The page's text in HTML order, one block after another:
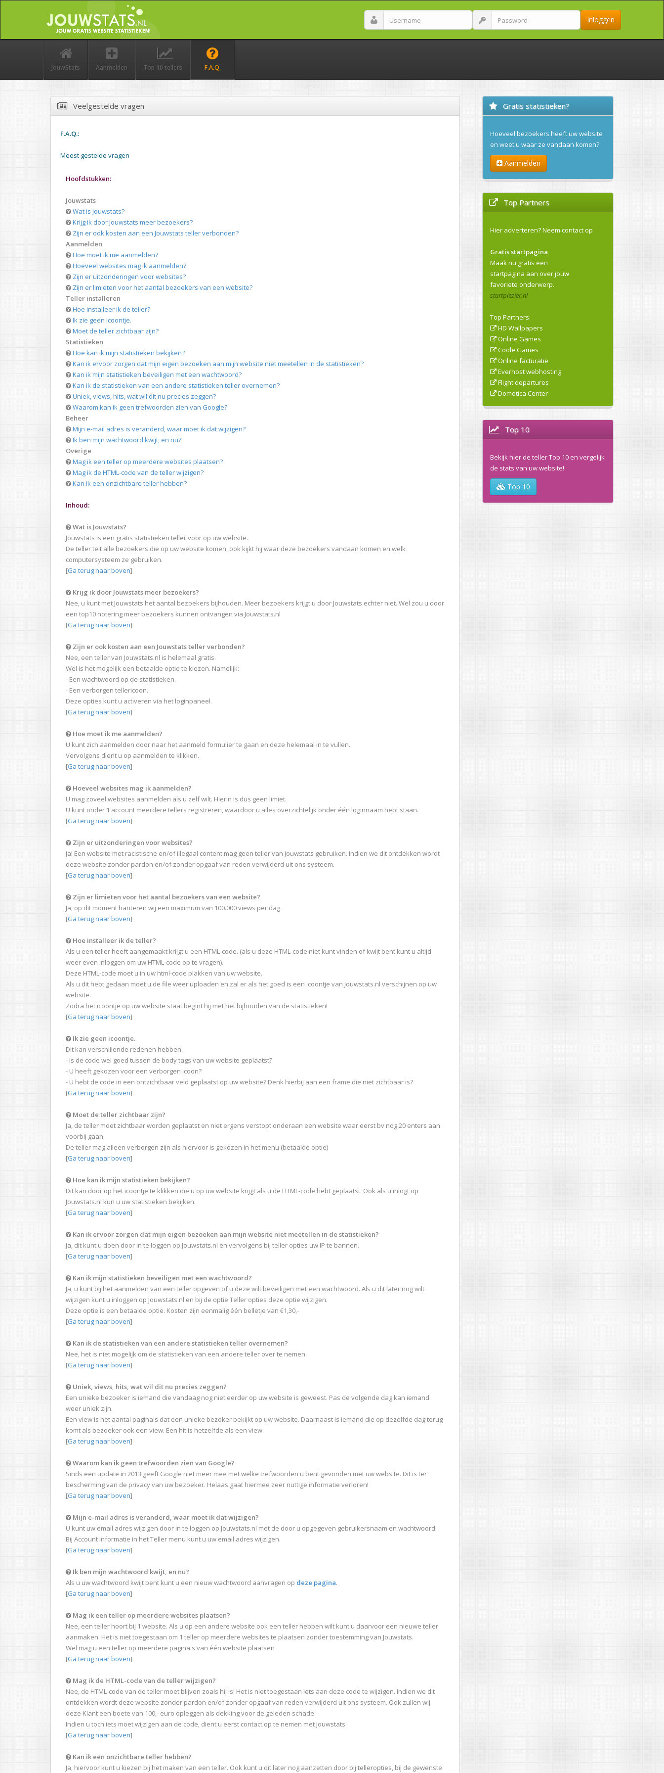
Inloggen
JouwStats Aanmelden Top 10 tellers F.A.Q.
Veelgestelde vragen
F.A.Q.:
Meest gestelde vragen
Hoofdstukken:
Jouwstats
Wat is Jouwstats?
Krijg ik door Jouwstats meer bezoekers?
Zijn er ook kosten aan een Jouwstats teller verbonden?
Aanmelden
Hoe moet ik me aanmelden?
Hoeveel websites mag ik aanmelden?
Zijn er uitzonderingen voor websites?
Zijn er limieten voor het aantal bezoekers van een website?
Teller installeren
Hoe installeer ik de teller?
Ik zie geen icoontje.
Moet de teller zichtbaar zijn?
Statistieken
Hoe kan ik mijn statistieken bekijken?
Kan ik ervoor zorgen dat mijn eigen bezoeken aan mijn website niet meetellen in de statistieken?
Kan ik mijn statistieken beveiligen met een wachtwoord?
Kan ik de statistieken van een andere statistieken teller overnemen?
Uniek, views, hits, wat wil dit nu precies zeggen?
Waarom kan ik geen trefwoorden zien van Google?
Beheer
Mijn e-mail adres is veranderd, waar moet ik dat wijzigen?
Ik ben mijn wachtwoord kwijt, en nu?
Overige
Mag ik een teller op meerdere websites plaatsen?
Mag ik de HTML-code van de teller wijzigen?
Kan ik een onzichtbare teller hebben?
Inhoud:
Wat is Jouwstats?
Jouwstats is een gratis statistieken teller voor op uw website.
De teller telt alle bezoekers die op uw website komen, ook kijkt hij waar deze bezoekers vandaan komen en welk
computersysteem ze gebruiken.
[Ga terug naar boven]
Krijg ik door Jouwstats meer bezoekers?
Nee, u kunt met Jouwstats het aantal bezoekers bijhouden. Meer bezoekers krijgt u door Jouwstats echter niet. Wel zou u door
een top10 notering meer bezoekers kunnen ontvangen via Jouwstats.nl
[Ga terug naar boven]
Zijn er ook kosten aan een Jouwstats teller verbonden?
Nee, een teller van Jouwstats.nl is helemaal gratis.
Wel is het mogelijk een betaalde optie te kiezen. Namelijk:
- Een wachtwoord op de statistieken.
- Een verborgen tellericoon.
Deze opties kunt u activeren via het loginpaneel.
[Ga terug naar boven]
Hoe moet ik me aanmelden?
U kunt zich aanmelden door naar het aanmeld formulier te gaan en deze helemaal in te vullen.
Vervolgens dient u op aanmelden te klikken.
[Ga terug naar boven]
Hoeveel websites mag ik aanmelden?
U mag zoveel websites aanmelden als u zelf wilt. Hierin is dus geen limiet.
U kunt onder 1 account meerdere tellers registreren, waardoor u alles overzichtelijk onder één loginnaam hebt staan.
[Ga terug naar boven]
Zijn er uitzonderingen voor websites?
Ja! Een website met racistische en/of illegaal content mag geen teller van Jouwstats gebruiken. Indien we dit ontdekken wordt
deze website zonder pardon en/of zonder opgaaf van reden verwijderd uit ons systeem.
[Ga terug naar boven]
Zijn er limieten voor het aantal bezoekers van een website?
Ja, op dit moment hanteren wij een maximum van 100.000 views per dag.
[Ga terug naar boven]
Hoe installeer ik de teller?
Als u een teller heeft aangemaakt krijgt u een HTML-code. (als u deze HTML-code niet kunt vinden of kwijt bent kunt u altijd
weer even inloggen om uw HTML-code op te vragen).
Deze HTML-code moet u in uw html-code plakken van uw website.
Als u dit hebt gedaan moet u de file weer uploaden en zal er als het goed is een icoontje van Jouwstats.nl verschijnen op uw
website.
Zodra het icoontje op uw website staat begint hij met het bijhouden van de statistieken!
[Ga terug naar boven]
Ik zie geen icoontje.
Dit kan verschillende redenen hebben.
- Is de code wel goed tussen de body tags van uw website geplaatst?
- U heeft gekozen voor een verborgen icoon?
- U hebt de code in een ontzichtbaar veld geplaatst op uw website? Denk hierbij aan een frame die niet zichtbaar is?
[Ga terug naar boven]
Moet de teller zichtbaar zijn?
Ja, de teller moet zichtbaar worden geplaatst en niet ergens verstopt onderaan een website waar eerst bv nog 20 enters aan
voorbij gaan.
De teller mag alleen verborgen zijn als hiervoor is gekozen in het menu (betaalde optie)
[Ga terug naar boven]
Hoe kan ik mijn statistieken bekijken?
Dit kan door op het icoontje te klikken die u op uw website krijgt als u de HTML-code hebt geplaatst. Ook als u inlogt op
Jouwstats.nl kun u uw statistieken bekijken.
[Ga terug naar boven]
Kan ik ervoor zorgen dat mijn eigen bezoeken aan mijn website niet meetellen in de statistieken?
Ja, dit kunt u doen door in te loggen op Jouwstats.nl en vervolgens bij teller opties uw IP te bannen.
[Ga terug naar boven]
Kan ik mijn statistieken beveiligen met een wachtwoord?
Ja, u kunt bij het aanmelden van een teller opgeven of u deze wilt beveiligen met een wachtwoord. Als u dit later nog wilt
wijzigen kunt u inloggen op Jouwstats.nl en bij de optie Teller opties deze optie wijzigen.
Deze optie is een betaalde optie. Kosten zijn eenmalig één belletje van €1,30,-
[Ga terug naar boven]
Kan ik de statistieken van een andere statistieken teller overnemen?
Nee, het is niet mogelijk om de statistieken van een andere teller over te nemen.
[Ga terug naar boven]
Uniek, views, hits, wat wil dit nu precies zeggen?
Een unieke bezoeker is iemand die vandaag nog niet eerder op uw website is geweest. Pas de volgende dag kan iemand
weer uniek zijn.
Een view is het aantal pagina's dat een unieke bezoker bekijkt op uw website. Daarnaast is iemand die op dezelfde dag terug
komt als bezoeker ook een view. Een hit is hetzelfde als een view.
[Ga terug naar boven]
Waarom kan ik geen trefwoorden zien van Google?
Sinds een update in 2013 geeft Google niet meer mee met welke trefwoorden u bent gevonden met uw website. Dit is ter
bescherming van de privacy van uw bezoeker. Helaas gaat hiermee zeer nuttige informatie verloren!
[Ga terug naar boven]
Mijn e-mail adres is veranderd, waar moet ik dat wijzigen?
U kunt uw email adres wijzigen door in te loggen op Jouwstats.nl met de door u opgegeven gebruikersnaam en wachtwoord.
Bij Account informatie in het Teller menu kunt u uw email adres wijzigen.
[Ga terug naar boven]
Ik ben mijn wachtwoord kwijt, en nu?
Als u uw wachtwoord kwijt bent kunt u een nieuw wachtwoord aanvragen op deze pagina.
[Ga terug naar boven]
Mag ik een teller op meerdere websites plaatsen?
Nee, een teller hoort bij 1 website. Als u op een andere website ook een teller hebben wilt kunt u daarvoor een nieuwe teller
aanmaken. Het is niet toegestaan om 1 teller op meerdere websites te plaatsen zonder toestemming van Jouwstats.
Wel mag u een teller op meerdere pagina's van één website plaatsen
[Ga terug naar boven]
Mag ik de HTML-code van de teller wijzigen?
Nee, de HTML-code van de teller moet blijven zoals hij is! Het is niet toegestaan iets aan deze code te wijzigen. Indien we dit
ontdekken wordt deze website zonder pardon en/of zonder opgaaf van reden verwijderd uit ons systeem. Ook zullen wij
deze Klant een boete van 100,- euro opleggen als dekking voor de geleden schade.
Indien u toch iets moet wijzigen aan de code, dient u eerst contact op te nemen met Jouwstats.
[Ga terug naar boven]
Kan ik een onzichtbare teller hebben?
Ja, hiervoor kunt u kiezen bij het maken van een teller. Ook kunt u dit later nog aanzetten door bij telleropties, bij de gewenste
Gratis statistieken?
Hoeveel bezoekers heeft uw website
en weet u waar ze vandaan komen?
Aanmelden
Top Partners
Hier adverteren?Neem contact op
Gratis startpagina
Maak nu gratis een
startpagina aan over jouw
favoriete onderwerp.
startplezier.nl
Top Partners:
HD Wallpapers
Online Games
Coole Games
Online facturatie
Everhost webhosting
Flight departures
Domotica Center
Top 10
Bekijk hier de teller Top 10 en vergelijk
de stats van uw website!
Top 10